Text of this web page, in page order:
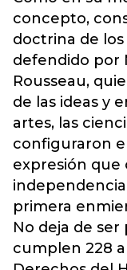
concepto,
doctrina de
defendido por
Rousseau,
de las ideas y
artes, las
configuraron
expresión que
independencia
primera
No deja de
cumplen 228